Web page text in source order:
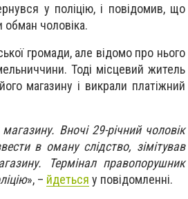
у поліцію, і повідомив, що
обман чоловіка.
громади, але відомо про нього
Тоді місцевий житель
магазину і викрали платіжний
Вночі 29-річний чоловік
в оману слідство, зімітував
Термінал правопорушник
», – йдеться у повідомленні.